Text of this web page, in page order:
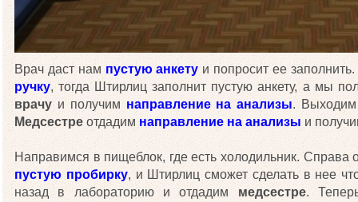
Врач даст нам пустую анкету и попросит ее заполнить.
ручку, тогда Штирлиц заполнит пустую анкету, а мы
врачу и получим направление на анализы. Выходим
Медсестре отдадим направление на анализы и
Направимся в пищеблок, где есть холодильник. Справа
пустую пробирку, и Штирлиц сможет сделать в нее
назад в лабораторию и отдадим медсестре.